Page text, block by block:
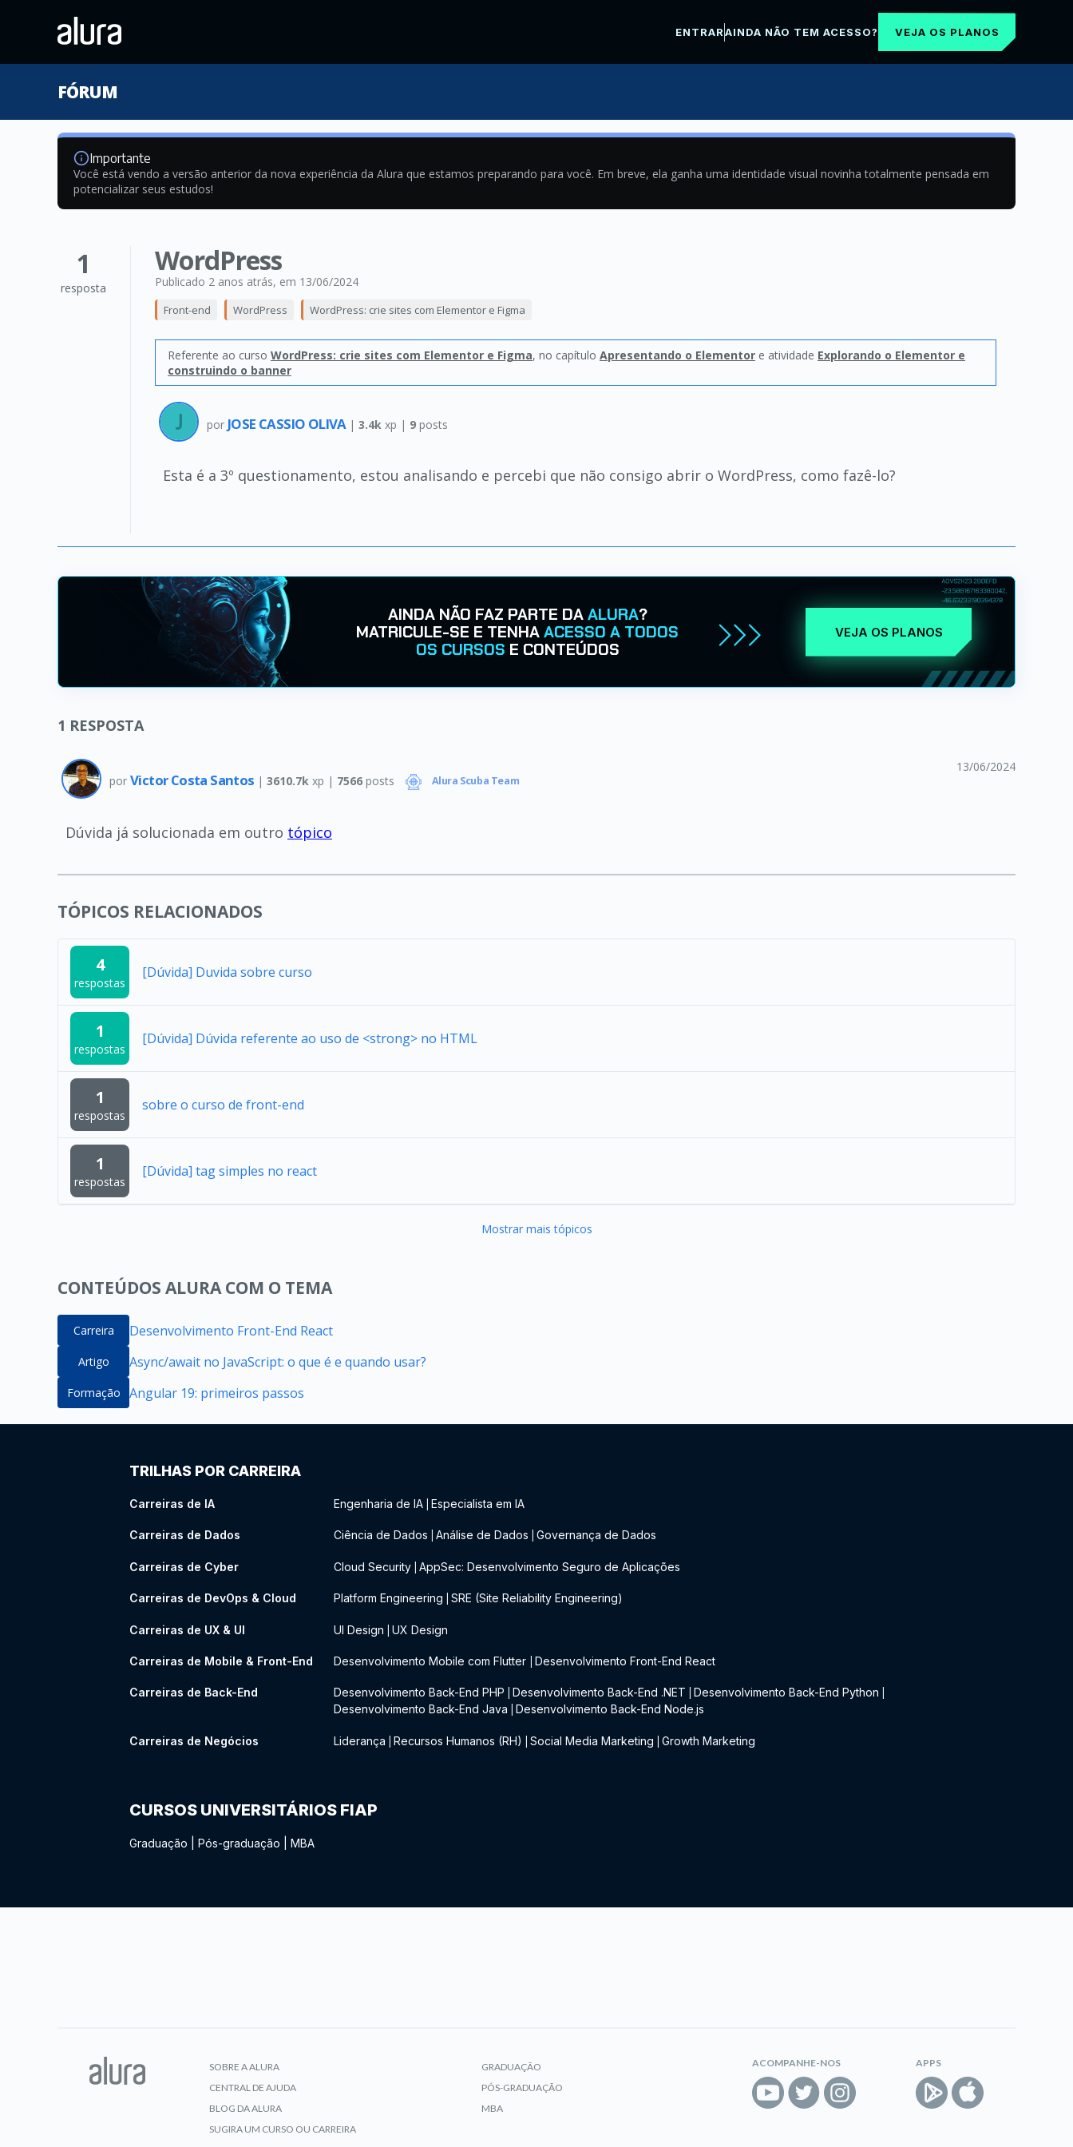
ENTRARAINDA NÃO TEM ACESSO? VEJA OS PLANOS
FÓRUM
Importante
Você está vendo a versão anterior da nova experiência da Alura que estamos preparando para você. Em breve, ela ganha uma identidade visual novinha totalmente pensada em
potencializar seus estudos!
1
resposta
WordPress
Publicado 2 anos atrás, em 13/06/2024
Front-end WordPress WordPress: crie sites com Elementor e Figma
Referente ao curso WordPress: crie sites com Elementor e Figma, no capítulo Apresentando o Elementor e atividade Explorando o Elementor e
construindo o banner
por JOSE CASSIO OLIVA |3.4k xp | 9 posts
Esta é a 3º questionamento, estou analisando e percebi que não consigo abrir o WordPress, como fazê-lo?
AINDA NÃO FAZ PARTE DAALURA?
MATRICULE-SE E TENHAACESSO A TODOS
OS CURSOS E CONTEÚDOS
VEJA OS PLANOS
1 RESPOSTA
por Victor Costa Santos | 3610.7k xp | 7566 posts Alura Scuba Team
13/06/2024
Dúvida já solucionada em outro tópico
TÓPICOS RELACIONADOS
4
respostas
[Dúvida] Duvida sobre curso
1
respostas
[Dúvida] Dúvida referente ao uso de <strong> no HTML
1
respostas
sobre o curso de front-end
1
respostas
[Dúvida] tag simples no react
Mostrar mais tópicos
CONTEÚDOS ALURA COM O TEMA
Carreira Desenvolvimento Front-End React
Artigo Async/await no JavaScript: o que é e quando usar?
Formação Angular 19: primeiros passos
TRILHAS POR CARREIRA
Carreiras de IA Engenharia de IA Especialista em IA
Carreiras de Dados Ciência de Dados Análise de Dados Governança de Dados
Carreiras de Cyber Cloud Security AppSec: Desenvolvimento Seguro de Aplicações
Carreiras de DevOps & Cloud Platform Engineering SRE (Site Reliability Engineering)
Carreiras de UX & UI UI Design UX Design
Carreiras de Mobile & Front-End Desenvolvimento Mobile com Flutter Desenvolvimento Front-End React
Carreiras de Back-End Desenvolvimento Back-End PHP Desenvolvimento Back-End .NET Desenvolvimento Back-End Python
Desenvolvimento Back-End Java Desenvolvimento Back-End Node.js
Carreiras de Negócios Liderança Recursos Humanos (RH) Social Media Marketing Growth Marketing
CURSOS UNIVERSITÁRIOS FIAP
Graduação Pós-graduação MBA
SOBRE A ALURA
CENTRAL DE AJUDA
BLOG DA ALURA
SUGIRA UM CURSO OU CARREIRA
GRADUAÇÃO
PÓS-GRADUAÇÃO
MBA
ACOMPANHE-NOS APPS